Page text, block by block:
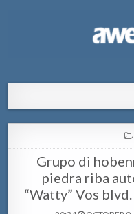
Grupo di
piedra riba
“Watty” Vos